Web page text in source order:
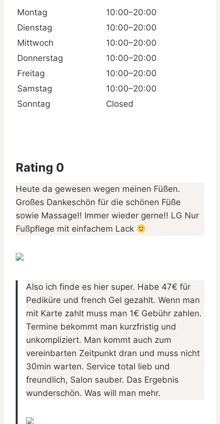
Montag
10:00–20:00
Dienstag
10:00–20:00
Mittwoch
10:00–20:00
Donnerstag
10:00–20:00
Freitag
10:00–20:00
Samstag
10:00–20:00
Sonntag
Closed
Rating 0
Heute da gewesen wegen meinen Füßen.
Großes Dankeschön für die schönen Füße
sowie Massage!! Immer wieder gerne!! LG Nur
Fußpflege mit einfachem Lack
Also ich finde es hier super. Habe 47€ für
Pediküre und french Gel gezahlt. Wenn man
mit Karte zahlt muss man 1€ Gebühr zahlen.
Termine bekommt man kurzfristig und
unkompliziert. Man kommt auch zum
vereinbarten Zeitpunkt dran und muss nicht
30min warten. Service total lieb und
freundlich, Salon sauber. Das Ergebnis
wunderschön. Was will man mehr.